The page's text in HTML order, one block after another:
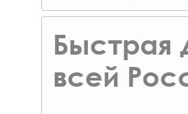
Быстрая
всей